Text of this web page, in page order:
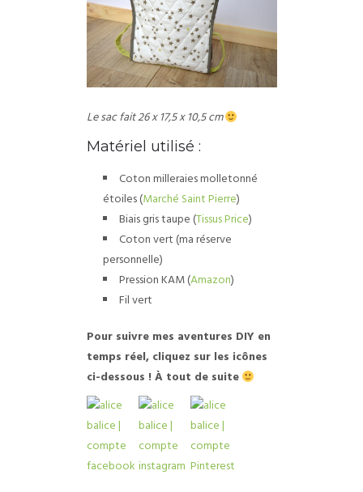
Le sac fait 26 x 17,5 x 10,5 cm
Matériel utilisé :
Coton milleraies molletonné
étoiles (Marché Saint Pierre)
Biais gris taupe (Tissus Price)
Coton vert (ma réserve
personnelle)
Pression KAM (Amazon)
Fil vert
Pour suivre mes aventures DIY en
temps réel, cliquez sur les icônes
ci-dessous ! À tout de suite